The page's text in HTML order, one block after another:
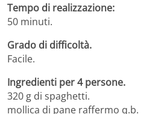
Tempo di realizzazione:
50 minuti.
Grado di difficoltà.
Facile.
Ingredienti per 4 persone.
320 g di spaghetti.
mollica di pane raffermo q.b.